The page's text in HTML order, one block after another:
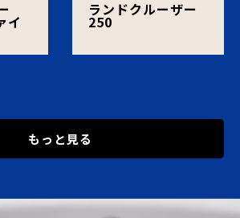
イ
ランドクルーザー
250
もっと見る